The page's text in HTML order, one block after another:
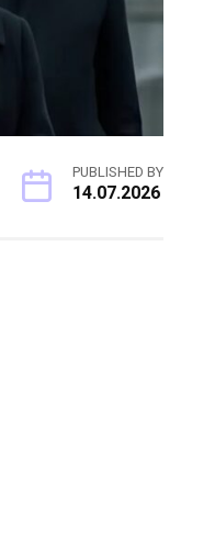
PUBLISHED BY
14.07.2026